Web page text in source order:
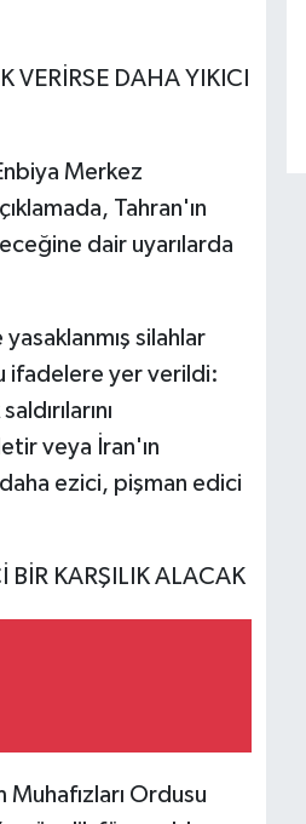
VERİRSE DAHA YIKICI
Merkez
Tahran'ın
dair uyarılarda
silahlar
ifadelere yer verildi:
veya İran'ın
ezici, pişman edici
KARŞILIK ALACAK
Ordusu